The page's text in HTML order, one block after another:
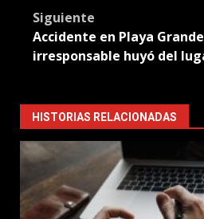
Siguiente
Accidente en Playa
irresponsable huyó del
HISTORIAS RELACIONADAS